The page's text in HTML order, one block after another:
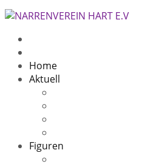
Home
Aktuell
Figuren